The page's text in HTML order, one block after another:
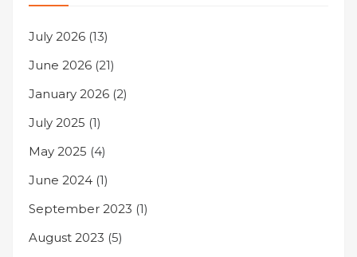
July 2026 (13)
June 2026 (21)
January 2026 (2)
July 2025 (1)
May 2025 (4)
June 2024 (1)
September 2023 (1)
August 2023 (5)